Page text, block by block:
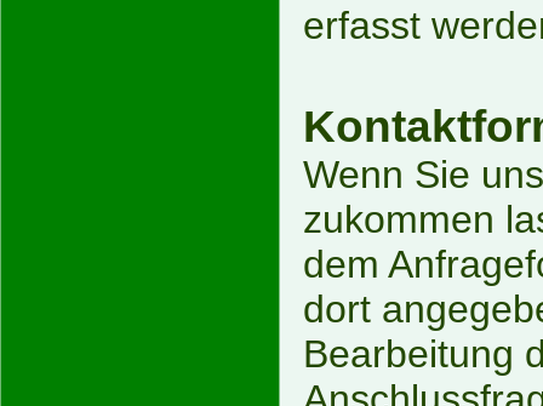
erfasst
Wenn Sie
zukommen
dem
dort
Bearbeitung